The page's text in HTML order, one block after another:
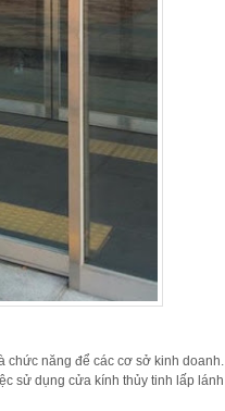
chức năng để các cơ sở kinh doanh.
sử dụng cửa kính thủy tinh lấp lánh